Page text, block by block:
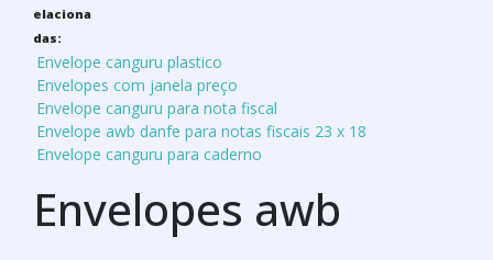
elaciona
das:
Envelope canguru plastico
Envelopes com janela preço
Envelope canguru para nota fiscal
Envelope awb danfe para notas fiscais 23 x 18
Envelope canguru para caderno
Envelopes awb